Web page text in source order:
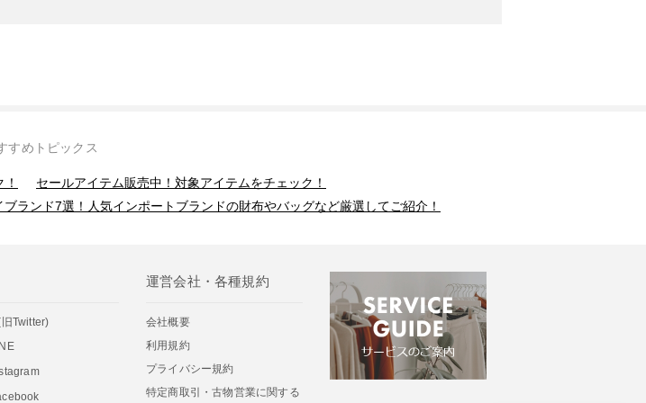
すめトピックス
セールアイテム販売中！対象アイテムをチェック！
ブランド7選！人気インポートブランドの財布やバッグなど厳選してご紹介！
Twitter)
運営会社・各種規約
会社概要
利用規約
プライバシー規約
特定商取引・古物営業に関する